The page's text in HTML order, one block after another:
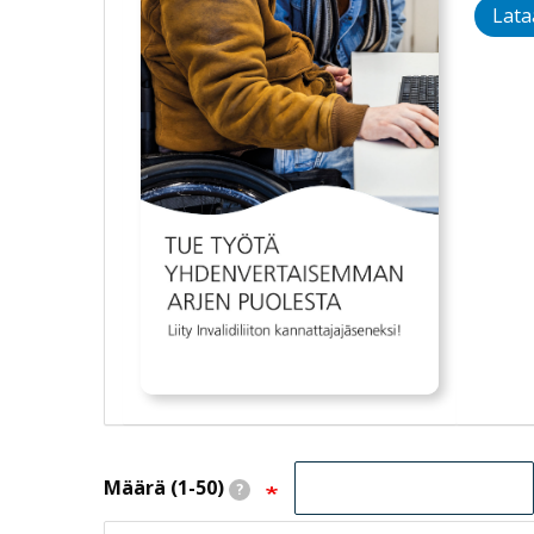
Määrä (1-50) ?